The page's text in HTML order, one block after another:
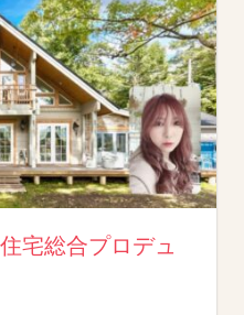
宅総合プロデュ